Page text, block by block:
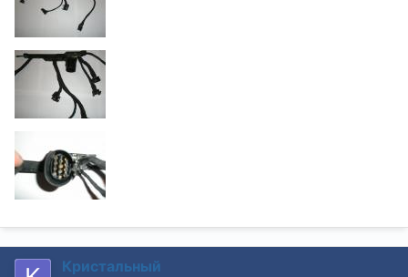
Кристальный